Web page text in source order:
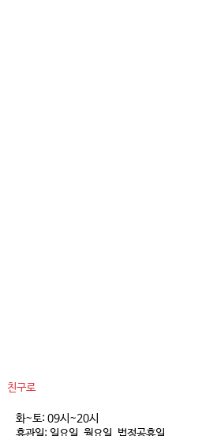
친구로
화~토: 09시~20시